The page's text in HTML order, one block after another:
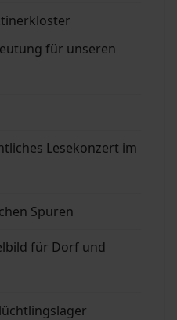
für unseren
Lesekonzert im
Spuren
für Dorf und